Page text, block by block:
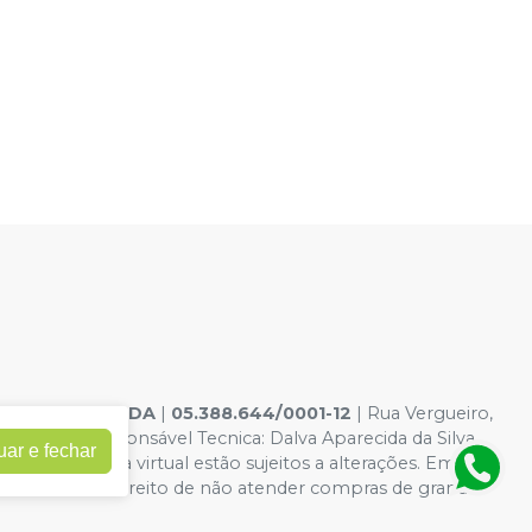
DENTAL LTDA 05.388.644/0001-12 | Rua Vergueiro,
6 - Responsável Tecnica: Dalva Aparecida da Silva
da loja virtual estão sujeitos a alterações. Em caso
o direito de não atender compras de grandes
e fechar